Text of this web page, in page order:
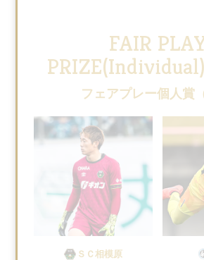
FAIR
PRIZE(Individual)
フェアプレー個人賞
ＳＣ相模原